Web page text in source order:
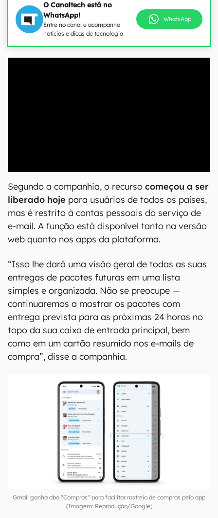
O Canaltech está no
WhatsApp!
Entre no canal e acompanhe
notícias e dicas de tecnologia
WhatsApp
Segundo a companhia, o recurso começou a ser
liberado hoje para usuários de todos os países,
mas é restrito à contas pessoais do serviço de
e-mail. A função está disponível tanto na versão
web quanto nos apps da plataforma.
“Isso lhe dará uma visão geral de todas as suas
entregas de pacotes futuras em uma lista
simples e organizada. Não se preocupe —
continuaremos a mostrar os pacotes com
entrega prevista para as próximas 24 horas no
topo da sua caixa de entrada principal, bem
como em um cartão resumido nos e-mails de
compra”, disse a companhia.
Gmail ganha aba "Compras" para facilitar rastreio de compras pelo app
(Imagem: Reprodução/Google)